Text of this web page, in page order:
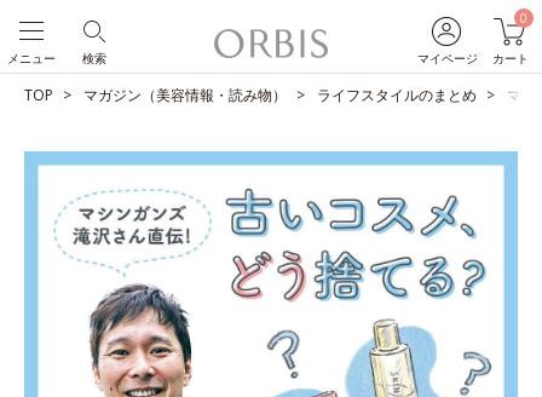
マイページ
0
カート
検索
メニュー
TOP マガジン（美容情報・読み物） ライフスタイルのまとめ マシ